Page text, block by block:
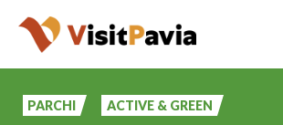
Salta
contenuto
principale
IT
PARCHI ACTIVE & GREEN